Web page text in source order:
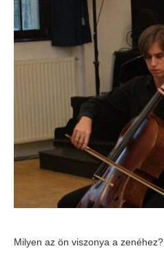
Milyen az ön viszonya a zenéhez?